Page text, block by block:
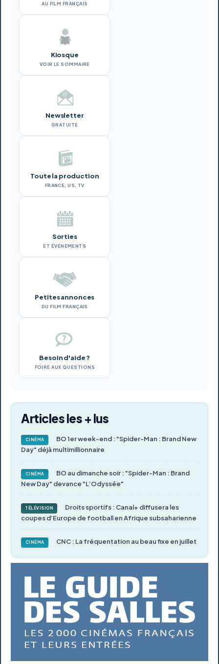
AU FILM FRANÇAIS
Kiosque
VOIR LE SOMMAIRE
Newsletter
GRATUITE
Toute la production
FRANCE, US, TV
Sorties
ET ÉVÉNEMENTS
Petites annonces
DU FILM FRANÇAIS
Besoin d'aide ?
FOIRE AUX QUESTIONS
Articles les + lus
CINÉMA
BO 1er week-end : "Spider-Man : Brand New
Day" déjà multimillionnaire
CINÉMA
BO au dimanche soir : "Spider-Man : Brand
New Day" devance "L’Odyssée"
TÉLÉVISION
Droits sportifs : Canal+ diffusera les
coupes d’Europe de football en Afrique subsaharienne
CINÉMA CNC : La fréquentation au beau fixe en juillet